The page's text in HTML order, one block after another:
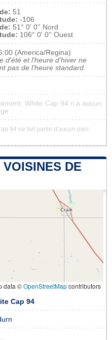
51
-106
51° 0' 0'' Nord
106° 0' 0'' Ouest
(America/Regina)
d'été et l'heure d'hiver ne
pas de l'heure standard.
White Cap 94 n'a aucun
94 ne fait partie d'aucun parc
DE
data ©OpenStreetMapcontributors
Cap 94